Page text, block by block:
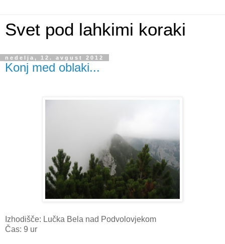
Svet pod lahkimi koraki
nedelja, 12. avgust 2012
Konj med oblaki...
Izhodišče: Lučka Bela nad Podvolovjekom
Čas: 9 ur